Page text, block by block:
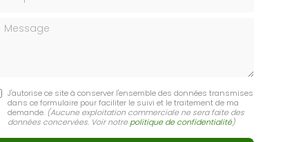
Message
J'autorise ce site à conserver l'ensemble des données transmises
dans ce formulaire pour faciliter le suivi et le traitement de ma
demande. (Aucune exploitation commerciale ne sera faite des
données concervées. Voir notrepolitique de confidentialité)